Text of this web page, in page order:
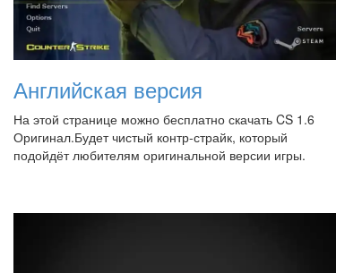
Английская версия
На этой странице можно бесплатно скачать CS 1.6
Оригинал.Будет чистый контр-страйк, который
подойдёт любителям оригинальной версии игры.